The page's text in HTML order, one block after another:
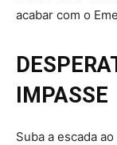
acabar com o
IMPASSE
Suba a escada